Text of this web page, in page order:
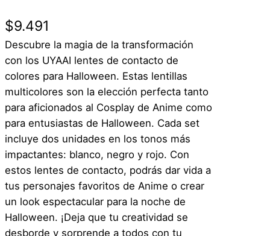
$9.491
Descubre la magia de la transformación
con los UYAAI lentes de contacto de
colores para Halloween. Estas lentillas
multicolores son la elección perfecta tanto
para aficionados al Cosplay de Anime como
para entusiastas de Halloween. Cada set
incluye dos unidades en los tonos más
impactantes: blanco, negro y rojo. Con
estos lentes de contacto, podrás dar vida a
tus personajes favoritos de Anime o crear
un look espectacular para la noche de
Halloween. ¡Deja que tu creatividad se
desborde y sorprende a todos con tu